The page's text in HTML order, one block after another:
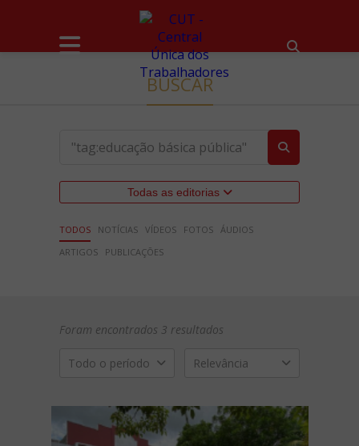
BUSCAR
Todas as editorias
TODOS NOTÍCIAS VÍDEOS FOTOS ÁUDIOS
ARTIGOS
PUBLICAÇÕES
Foram encontrados 3 resultados
Todo o período Relevância